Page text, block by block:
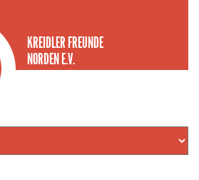
KREIDLER FREUNDE
NORDEN E.V.